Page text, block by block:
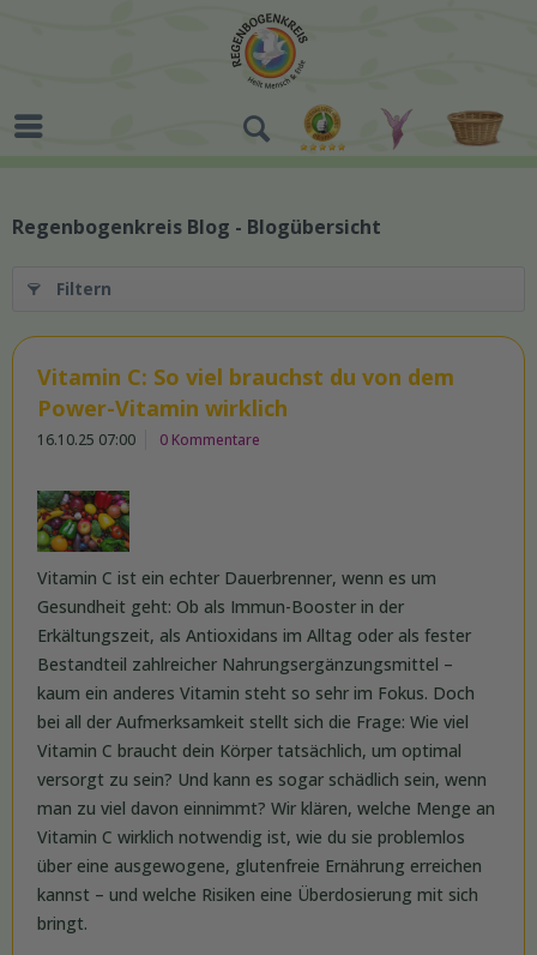
Regenbogenkreis Blog - Blogübersicht
Filtern
Vitamin C: So viel brauchst du von dem
Power-Vitamin wirklich
16.10.25 07:00 0 Kommentare
Vitamin C ist ein echter Dauerbrenner, wenn es um
Gesundheit geht: Ob als Immun-Booster in der
Erkältungszeit, als Antioxidans im Alltag oder als fester
Bestandteil zahlreicher Nahrungsergänzungsmittel –
kaum ein anderes Vitamin steht so sehr im Fokus. Doch
bei all der Aufmerksamkeit stellt sich die Frage: Wie viel
Vitamin C braucht dein Körper tatsächlich, um optimal
versorgt zu sein? Und kann es sogar schädlich sein, wenn
man zu viel davon einnimmt? Wir klären, welche Menge an
Vitamin C wirklich notwendig ist, wie du sie problemlos
über eine ausgewogene, glutenfreie Ernährung erreichen
kannst – und welche Risiken eine Überdosierung mit sich
bringt.